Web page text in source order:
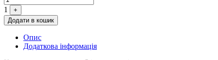
1
+
Додати в кошик
Опис
Додаткова інформація